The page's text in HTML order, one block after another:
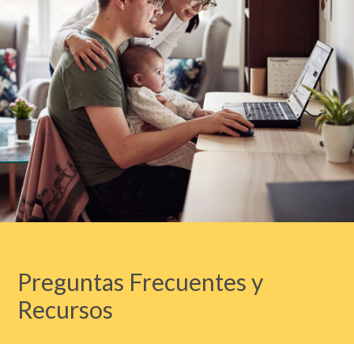
Preguntas Frecuentes y
Recursos